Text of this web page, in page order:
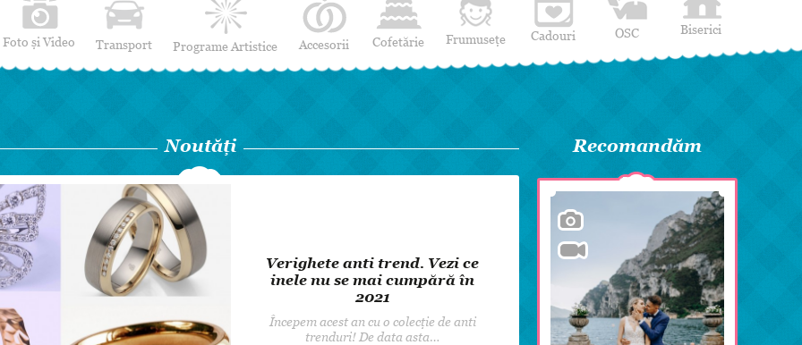
Foto și Video Transport Programe Artistice
Efecte Speciale
Mimi / Divertisment
Moderatori
Dansul Mirilor
Accesorii Cofetărie Frumusețe Cadouri
Pentru bărbați
8 martie
Pentru paști
Zi de Naștere
Botez
OSC Biserici
Noutăți
Verighete anti trend. Vezi ce
inele nu se mai cumpără în
2021
Începem acest an cu o colecție de anti
trenduri! De data asta…
Bijuterii pentru
Tendințele acestui
O bijuterie bine aleasă pune
întreaga ținută.
Recomandăm